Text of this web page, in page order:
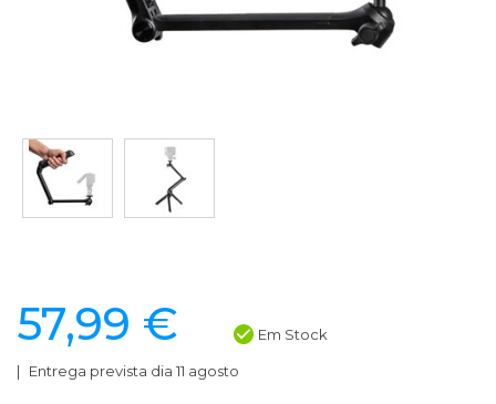
57,99 € Em Stock
Entrega prevista dia 11 agosto